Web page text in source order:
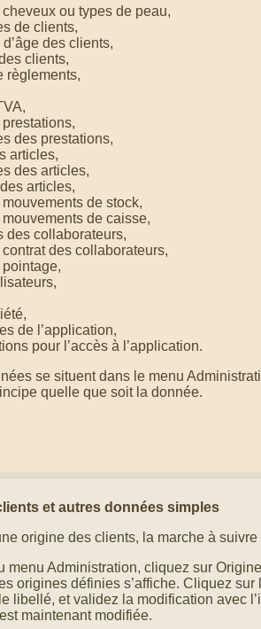
ou types de peau,
de clients,
des clients,
clients,
règlements,
des prestations,
articles,
des articles,
articles,
de stock,
de caisse,
des collaborateurs,
des collaborateurs,
de l’application,
pour l’accès à l’application.
se situent dans le menu
quelle que soit la donnée.
et autres données simples
origine des clients, la marche à suivre
menu Administration, cliquez sur
origines définies s’affiche. Cliquez
libellé, et validez la modification avec
est maintenant modifiée.